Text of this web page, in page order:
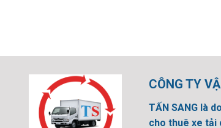
CÔNG TY
TẤN SANG là
cho thuê xe tải